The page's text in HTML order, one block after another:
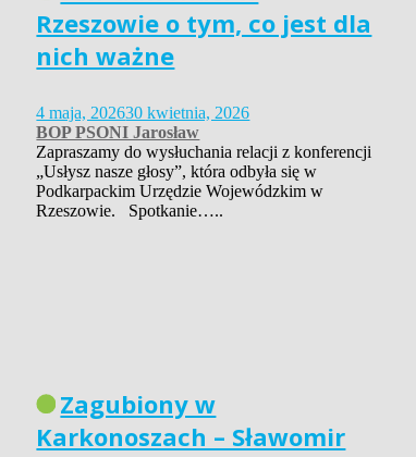
Rzeszowie o tym, co jest dla
nich ważne
4 maja, 202630 kwietnia, 2026
BOP PSONI Jarosław
Zapraszamy do wysłuchania relacji z konferencji
„Usłysz nasze głosy”, która odbyła się w
Podkarpackim Urzędzie Wojewódzkim w
Rzeszowie. Spotkanie…..
Zagubiony w
Karkonoszach – Sławomir